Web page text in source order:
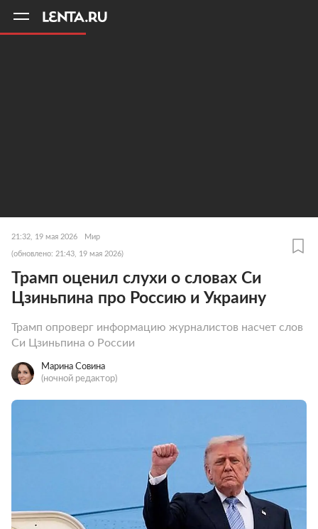
21:32, 19 мая 2026 Мир
(обновлено: 21:43, 19 мая 2026)
Трамп оценил слухи о словах Си
Цзиньпина про Россию и Украину
Трамп опроверг информацию журналистов насчет слов
Си Цзиньпина о России
Марина Совина
(ночной редактор)